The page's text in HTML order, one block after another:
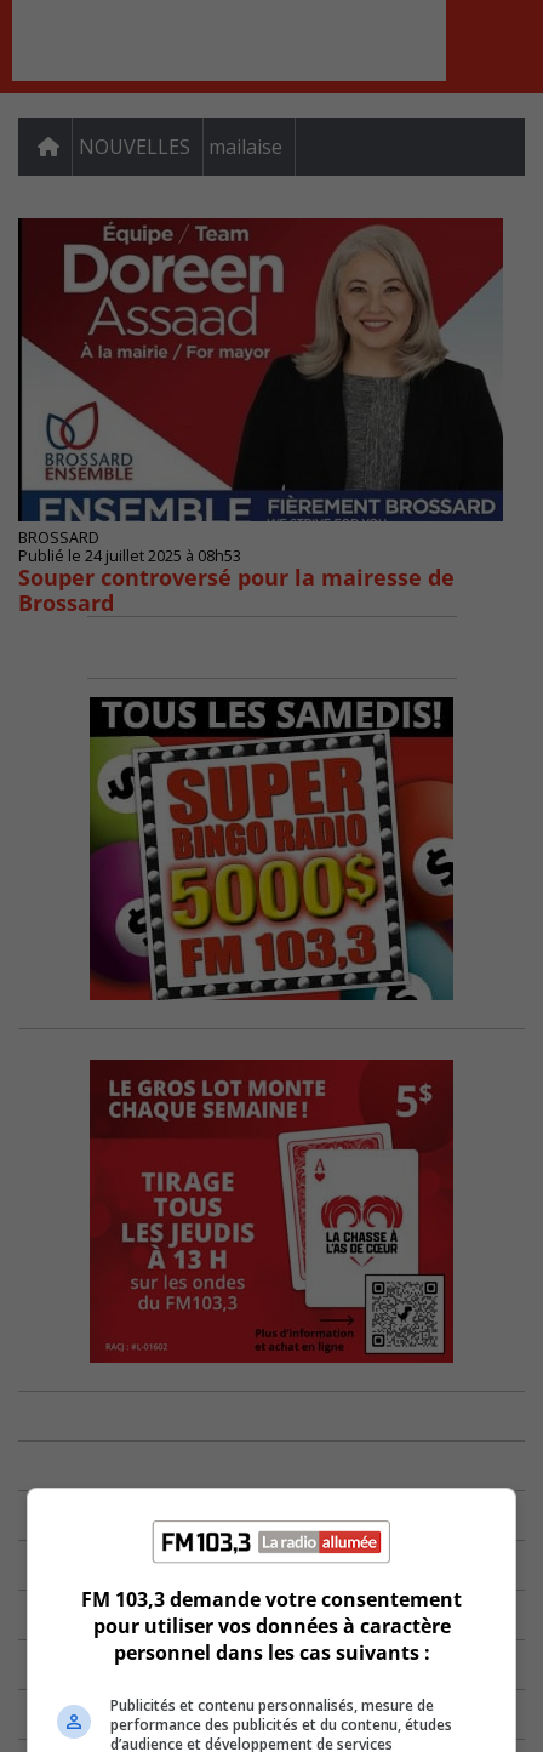
NOUVELLES mailaise
BROSSARD
Publié le 24 juillet 2025 à 08h53
Souper controversé pour la mairesse de
Brossard
FM 103,3 demande votre consentement
pour utiliser vos données à caractère
personnel dans les cas suivants :
Publicités et contenu personnalisés, mesure de
performance des publicités et du contenu, études
d’audience et développement de services